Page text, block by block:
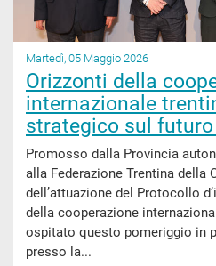
Martedì, 05 Maggio 2026
Orizzonti della
internazionale
strategico sul
Promosso dalla Provincia
alla Federazione Trentina della
dell’attuazione del Protocollo
della cooperazione
ospitato questo pomeriggio in
presso la...